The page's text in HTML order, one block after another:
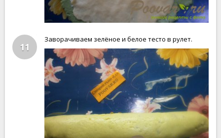
11
Заворачиваем зелёное и белое тесто в рулет.